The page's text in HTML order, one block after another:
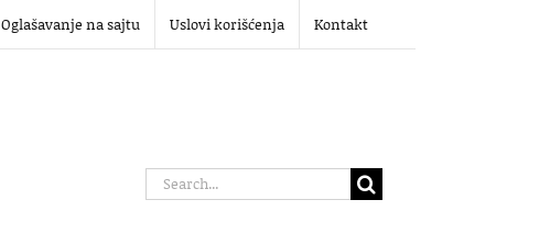
Oglašavanje na sajtu Uslovi korišćenja Kontakt
Search